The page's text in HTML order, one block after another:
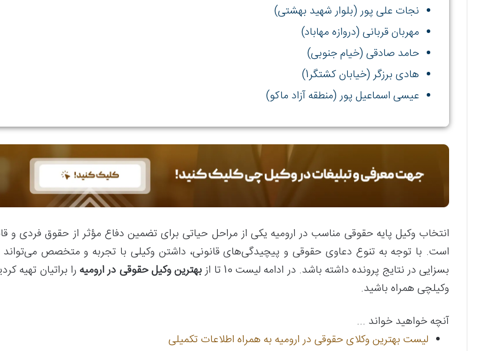
نجات علی پور (بلوار شهید بهشتی)
مهربان قربانی (دروازه مهاباد)
حامد صادقی (خیام جنوبی)
هادی برزگر (خیابان کشتگر1)
عیسی اسماعیل پور (منطقه آزاد ماکو)
انتخاب وکیل پایه حقوقی مناسب در ارومیه یکی از مراحل حیاتی برای تضمین دفاع مؤثر از حقوق فردی و
است. با توجه به تنوع دعاوی حقوقی و پیچیدگی‌های قانونی، داشتن وکیلی با تجربه و متخصص می‌تواند
بسزایی در نتایج پرونده داشته باشد. در ادامه لیست 10 تا از
بهترین وکیل حقوقی در ارومیهرا براتیان تهیه
وکیلچی همراه باشید.
آنچه خواهید خواند ...
لیست بهترین وکلای حقوقی در ارومیه به همراه اطلاعات تکمیلی